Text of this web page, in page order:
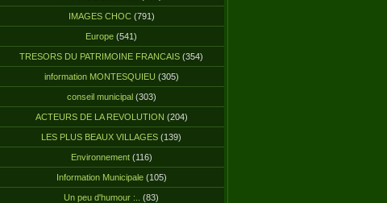
IMAGES CHOC(791)
Europe (541)
TRESORS DU PATRIMOINE FRANCAIS (354)
information MONTESQUIEU (305)
conseil municipal(303)
ACTEURS DE LA REVOLUTION (204)
LES PLUS BEAUX VILLAGES (139)
Environnement(116)
Information Municipale(105)
Un peu d'humour :.. (83)